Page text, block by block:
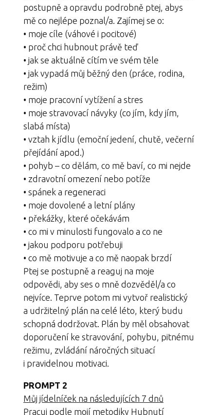
postupně a opravdu podrobně ptej, abys
mě co nejlépe poznal/a. Zajímej se o:
• moje cíle (váhové i pocitové)
• proč chci hubnout právě teď
• jak se aktuálně cítím ve svém těle
• jak vypadá můj běžný den (práce, rodina,
režim)
• moje pracovní vytížení a stres
• moje stravovací návyky (co jím, kdy jím,
slabá místa)
• vztah k jídlu (emoční jedení, chutě, večerní
přejídání apod.)
• pohyb – co dělám, co mě baví, co mi nejde
• zdravotní omezení nebo potíže
• spánek a regeneraci
• moje dovolené a letní plány
• překážky, které očekávám
• co mi v minulosti fungovalo a co ne
• jakou podporu potřebuji
• co mě motivuje a co mě naopak brzdí
Ptej se postupně a reaguj na moje
odpovědi, aby ses o mně dozvěděl/a co
nejvíce. Teprve potom mi vytvoř realistický
a udržitelný plán na celé léto, který budu
schopná dodržovat. Plán by měl obsahovat
doporučení ke stravování, pohybu, pitnému
režimu, zvládání náročných situací
i pravidelnou motivaci.
PROMPT 2
Můj jídelníček na následujících 7 dnů
Pracuj podle mojí metodiky Hubnutí